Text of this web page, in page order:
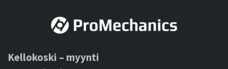
Kellokoski – myynti